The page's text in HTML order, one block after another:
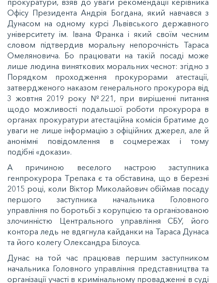
прокуратури, взяв до уваги рекомендації керівника
Офісу Президента Андрія Богдана, який навчався з
Дунасом на одному курсі Львівського державного
університету ім. Івана Франка і який своїм чесним
словом підтвердив моральну непорочність Тараса
Омеляновича. Бо працювати на такій посаді може
лише людина виняткових моральних чеснот: згідно з
Порядком проходження прокурорами атестації,
затвердженого наказом генерального прокурора від
3 жовтня 2019 року №221, при вирішенні питання
щодо можливості подальшої роботи прокурора в
органах прокуратури атестаційна комісія братиме до
уваги не лише інформацію з офіційних джерел, але й
анонімні повідомлення в соцмережах і тому
подібні «докази».
А причиною веселого настрою заступника
генпрокурора Трепака є та обставина, що в березні
2015 році, коли Віктор Миколайович обіймав посаду
першого заступника начальника Головного
управління по боротьбі з корупцією та організованою
злочинністю Центрального управління СБУ, його
контора ледь не вдягнула кайданки на Тараса Дунаса
та його колегу Олександра Білоуса.
Дунас на той час працював першим заступником
начальника Головного управління представництва та
організації участі в кримінальному провадженні в суді